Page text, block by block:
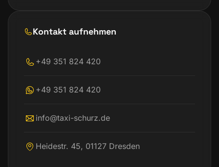
Kontakt aufnehmen
+49 351 824 420
+49 351 824 420
info@taxi-schurz.de
Heidestr. 45, 01127 Dresden